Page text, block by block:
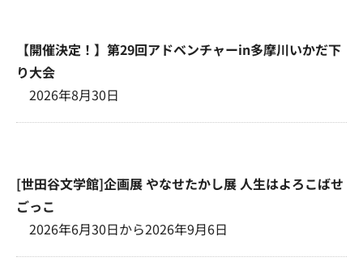
【開催決定！】第29回アドベンチャーin多摩川いかだ下
り大会
2026年8月30日
[世田谷文学館]企画展 やなせたかし展 人生はよろこばせ
ごっこ
2026年6月30日から2026年9月6日